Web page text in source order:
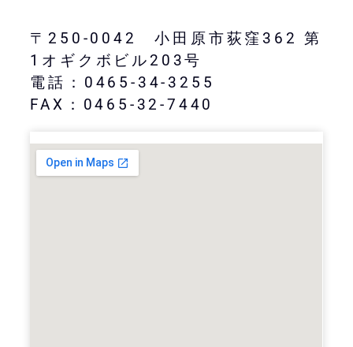
〒250-0042 小田原市荻窪362 第
1オギクボビル203号
電話：0465-34-3255
FAX：0465-32-7440